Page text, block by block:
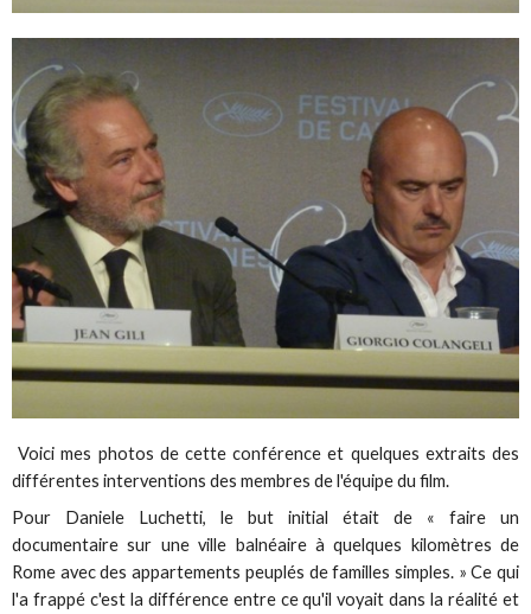
Voici mes photos de cette conférence et quelques extraits des
différentes interventions des membres de l'équipe du film.
Pour Daniele Luchetti, le but initial était de « faire un
documentaire sur une ville balnéaire à quelques kilomètres de
Rome avec des appartements peuplés de familles simples. » Ce qui
l'a frappé c'est la différence entre ce qu'il voyait dans la réalité et